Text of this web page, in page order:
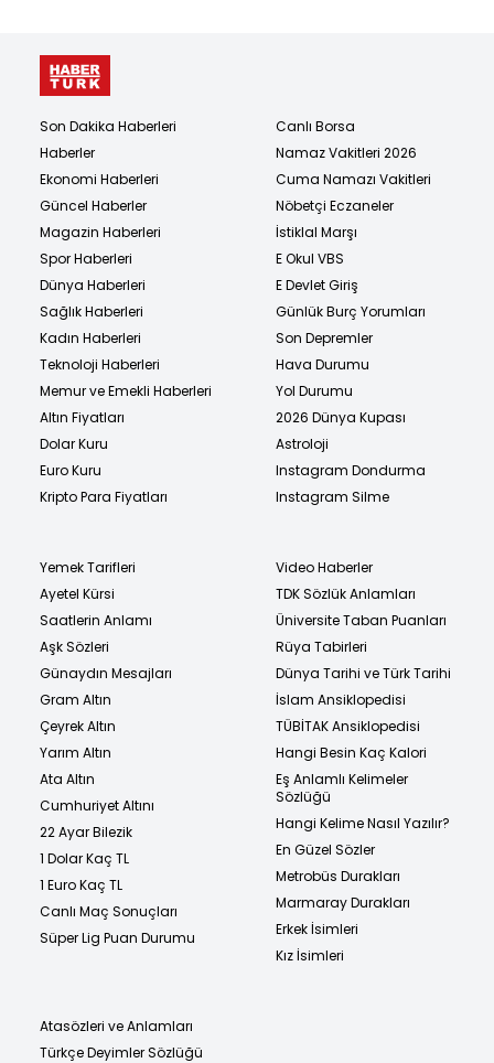
Son Dakika Haberleri
Haberler
Ekonomi Haberleri
Güncel Haberler
Magazin Haberleri
Spor Haberleri
Dünya Haberleri
Sağlık Haberleri
Kadın Haberleri
Teknoloji Haberleri
Memur ve Emekli Haberleri
Altın Fiyatları
Dolar Kuru
Euro Kuru
Kripto Para Fiyatları
Canlı Borsa
Namaz Vakitleri 2026
Cuma Namazı Vakitleri
Nöbetçi Eczaneler
İstiklal Marşı
E Okul VBS
E Devlet Giriş
Günlük Burç Yorumları
Son Depremler
Hava Durumu
Yol Durumu
2026 Dünya Kupası
Astroloji
Instagram Dondurma
Instagram Silme
Yemek Tarifleri
Ayetel Kürsi
Saatlerin Anlamı
Aşk Sözleri
Günaydın Mesajları
Gram Altın
Çeyrek Altın
Yarım Altın
Ata Altın
Cumhuriyet Altını
22 Ayar Bilezik
1 Dolar Kaç TL
1 Euro Kaç TL
Canlı Maç Sonuçları
Süper Lig Puan Durumu
Video Haberler
TDK Sözlük Anlamları
Üniversite Taban Puanları
Rüya Tabirleri
Dünya Tarihi ve Türk Tarihi
İslam Ansiklopedisi
TÜBİTAK Ansiklopedisi
Hangi Besin Kaç Kalori
Eş Anlamlı Kelimeler
Sözlüğü
Hangi Kelime Nasıl Yazılır?
En Güzel Sözler
Metrobüs Durakları
Marmaray Durakları
Erkek İsimleri
Kız İsimleri
Atasözleri ve Anlamları
Türkçe Deyimler Sözlüğü